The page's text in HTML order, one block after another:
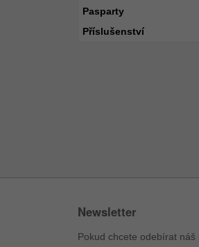
Pasparty
Příslušenství
Newsletter
Pokud chcete odebírat náš